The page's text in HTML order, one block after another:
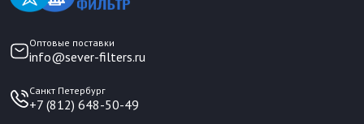
Оптовые поставки
info@sever-filters.ru
Санкт Петербург
+7 (812) 648-50-49